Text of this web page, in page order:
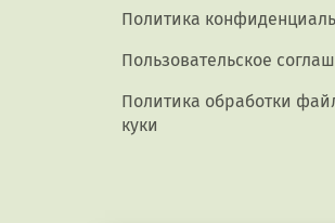
Политика
Пользовательское
Политика обработки
куки